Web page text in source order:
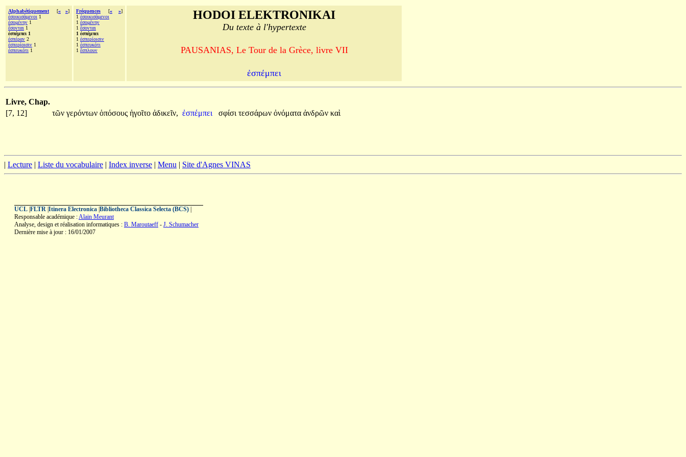
Alphabétiquement [« »]
ἐσοικισάμενοι 1
ἐσομένην 1
ἔσονται 1
ἐσπέμπει 1
ἑσπέραν 2
ἑσπερίοισιν 1
ἐσπευκότι 1
Fréquences [« »]
1 ἐσοικισάμενοι
1 ἐσομένην
1 ἔσονται
1 ἐσπέμπει
1 ἑσπερίοισιν
1 ἐσπευκότι
1 ἔσπλουν
HODOI ELEKTRONIKAI
Du texte à l'hypertexte
PAUSANIAS, Le Tour de la Grèce, livre VII
ἐσπέμπει
Livre, Chap.
[7, 12]
τῶν γερόντων ὁπόσους ἡγοῖτο ἀδικεῖν, ἐσπέμπει σφίσι τεσσάρων ὀνόματα ἀνδρῶν καὶ
| Lecture | Liste du vocabulaire | Index inverse | Menu | Site d'Agnes VINAS
UCL FLTR Itinera Electronica Bibliotheca Classica Selecta (BCS)
Responsable académique :Alain Meurant
Analyse, design et réalisation informatiques : B. Maroutaeff - J. Schumacher
Dernière mise à jour : 16/01/2007